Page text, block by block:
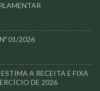
01/2026
A RECEITA E FIXA
DE 2026